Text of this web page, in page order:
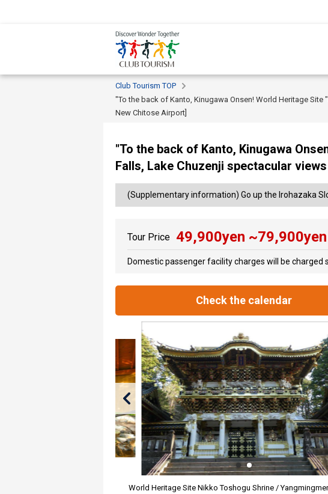
Club Tourism TOP
"To the back of Kanto, Kinugawa Onsen! World Heritage
New Chitose Airport]
"To the back of Kanto, Kinugawa
Falls, Lake Chuzenji spectacular
(Supplementary information) Go up the Irohazaka
Tour Price 49,900yen ~79,900yen
Domestic passenger facility charges will be charged
Check the calendar
World Heritage Site Nikko Toshogu Shrine /